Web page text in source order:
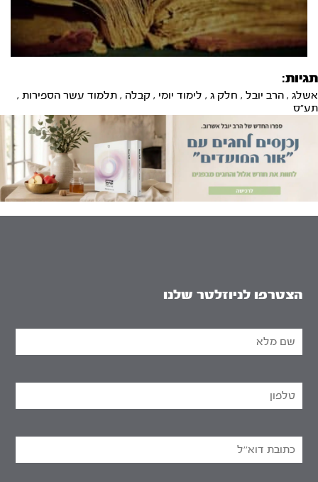
תגיות:
אשלג , הרב יובל , חלק ג , לימוד יומי , קבלה , תלמוד עשר הספירות ,
תע"ס
הצטרפו לניוזלטר שלנו